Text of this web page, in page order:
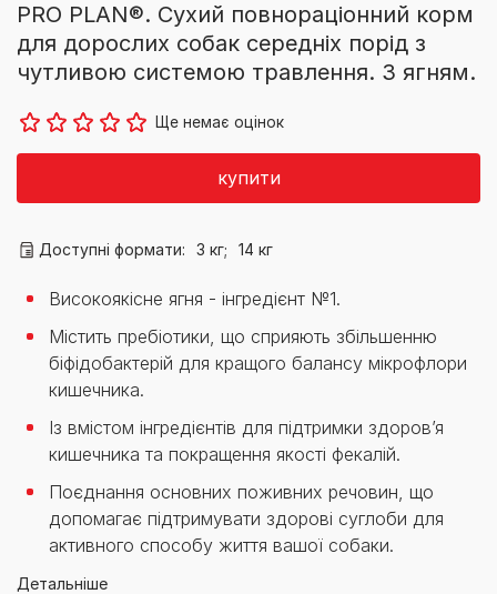
PRO PLAN®. Сухий повнораціонний корм
для дорослих собак середніх порід з
чутливою системою травлення. З ягням.
Ще немає оцінок
купити
Доступні формати: 3 кг; 14 кг
Високоякісне ягня - інгредієнт №1.
Містить пребіотики, що сприяють збільшенню
біфідобактерій для кращого балансу мікрофлори
кишечника.
Із вмістом інгредієнтів для підтримки здоров’я
кишечника та покращення якості фекалій.
Поєднання основних поживних речовин, що
допомагає підтримувати здорові суглоби для
активного способу життя вашої собаки.
Детальніше